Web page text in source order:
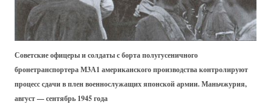
Советские офицеры и солдаты с борта полугусеничного
бронетранспортера М3А1 американского производства контролируют
процесс сдачи в плен военнослужащих японской армии. Маньчжурия,
август — сентябрь 1945 года